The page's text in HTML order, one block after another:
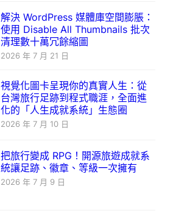
解決 WordPress 媒體庫空間膨脹：
使用 Disable All Thumbnails 批次
清理數十萬冗餘縮圖
2026 年 7 月 21 日
視覺化圖卡呈現你的真實人生：從
台灣旅行足跡到程式職涯，全面進
化的「人生成就系統」生態圈
2026 年 7 月 10 日
把旅行變成 RPG！開源旅遊成就系
統讓足跡、徽章、等級一次擁有
2026 年 7 月 9 日